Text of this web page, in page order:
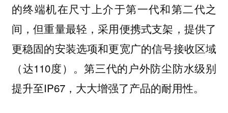
的终端机在尺寸上介于第一代和第二代之
间，但重量最轻，采用便携式支架，提供了
更稳固的安装选项和更宽广的信号接收区域
（达110度）。第三代的户外防尘防水级别
提升至IP67，大大增强了产品的耐用性。